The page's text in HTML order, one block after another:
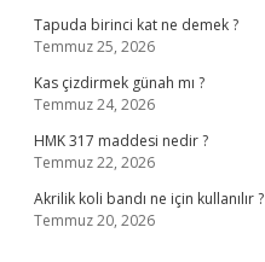
Tapuda birinci kat ne demek ?
Temmuz 25, 2026
Kas çizdirmek günah mı ?
Temmuz 24, 2026
HMK 317 maddesi nedir ?
Temmuz 22, 2026
Akrilik koli bandı ne için kullanılır ?
Temmuz 20, 2026